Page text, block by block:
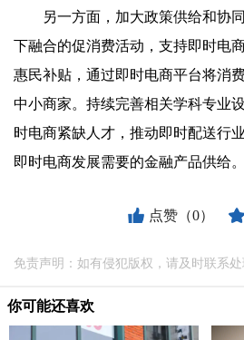
另一方面，加大政策供给和协
下融合的促消费活动，支持即时电
惠民补贴，通过即时电商平台将消
中小商家。持续完善相关学科专业
时电商紧缺人才，推动即时配送行
即时电商发展需要的金融产品供给。
点赞（0）
免责声明：如有侵犯版权，请及时联系处
你可能还喜欢